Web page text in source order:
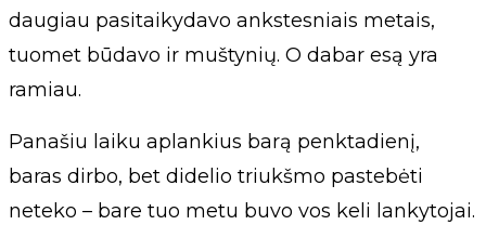
daugiau pasitaikydavo ankstesniais metais,
tuomet būdavo ir muštynių. O dabar esą yra
ramiau.
Panašiu laiku aplankius barą penktadienį,
baras dirbo, bet didelio triukšmo pastebėti
neteko – bare tuo metu buvo vos keli lankytojai.